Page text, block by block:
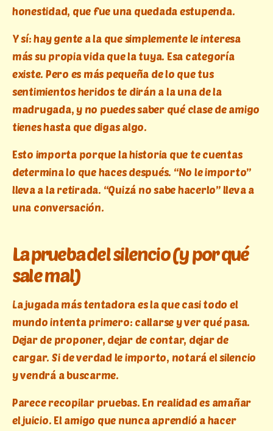
honestidad, que fue una quedada estupenda.
Y sí: hay gente a la que simplemente le interesa
más su propia vida que la tuya. Esa categoría
existe. Pero es más pequeña de lo que tus
sentimientos heridos te dirán a la una de la
madrugada, y no puedes saber qué clase de amigo
tienes hasta que digas algo.
Esto importa porque la historia que te cuentas
determina lo que haces después. “No le importo”
lleva a la retirada. “Quizá no sabe hacerlo” lleva a
una conversación.
La prueba del silencio (y por qué
sale mal)
La jugada más tentadora es la que casi todo el
mundo intenta primero: callarse y ver qué pasa.
Dejar de proponer, dejar de contar, dejar de
cargar. Si de verdad le importo, notará el silencio
y vendrá a buscarme.
Parece recopilar pruebas. En realidad es amañar
el juicio. El amigo que nunca aprendió a hacer